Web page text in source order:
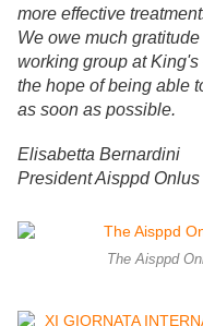
more effective
We owe much
working group at
the hope of being able
as soon as possible.
Elisabetta Bernardini
President Aisppd Onlus
The Aisppd